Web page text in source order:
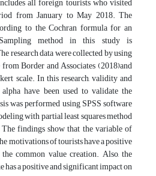
from January to May 2018. The
to the Cochran formula for an
method in this study is
research data were collected by using
Border and Associates (2018)and
scale. In this research, validity and
have been used to validate the
was performed using SPSS software
with partial least squares method
findings show that the variable of
motivations of tourists have a positive
common value creation. Also, the
has a positive and significant impact on